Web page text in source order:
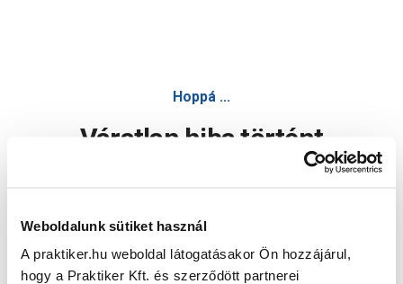
Weboldalunk sütiket használ
A praktiker.hu weboldal látogatásakor Ön hozzájárul,
hogy a Praktiker Kft. és szerződött partnerei
Hoppá ...
Váratlan hiba történt
Oldal újratöltése